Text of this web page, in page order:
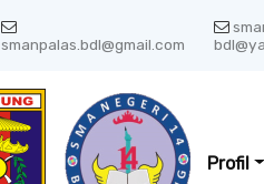
smanpalas.bdl@gmail.com
Profil